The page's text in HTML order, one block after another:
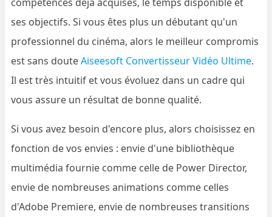
compétences déjà acquises, le temps disponible et
ses objectifs. Si vous êtes plus un débutant qu'un
professionnel du cinéma, alors le meilleur compromis
est sans douteAiseesoft Convertisseur Vidéo Ultime.
Il est très intuitif et vous évoluez dans un cadre qui
vous assure un résultat de bonne qualité.
Si vous avez besoin d'encore plus, alors choisissez en
fonction de vos envies : envie d'une bibliothèque
multimédia fournie comme celle de Power Director,
envie de nombreuses animations comme celles
d'Adobe Premiere, envie de nombreuses transitions